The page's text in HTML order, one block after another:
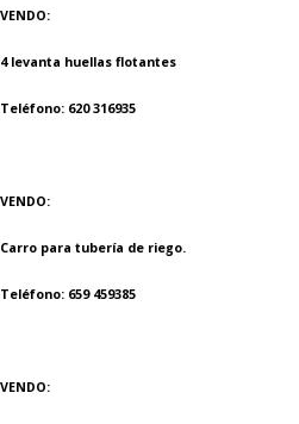
VENDO:
4 levanta huellas flotantes
Teléfono: 620 316935
VENDO:
Carro para tubería de riego.
Teléfono: 659 459385
VENDO: